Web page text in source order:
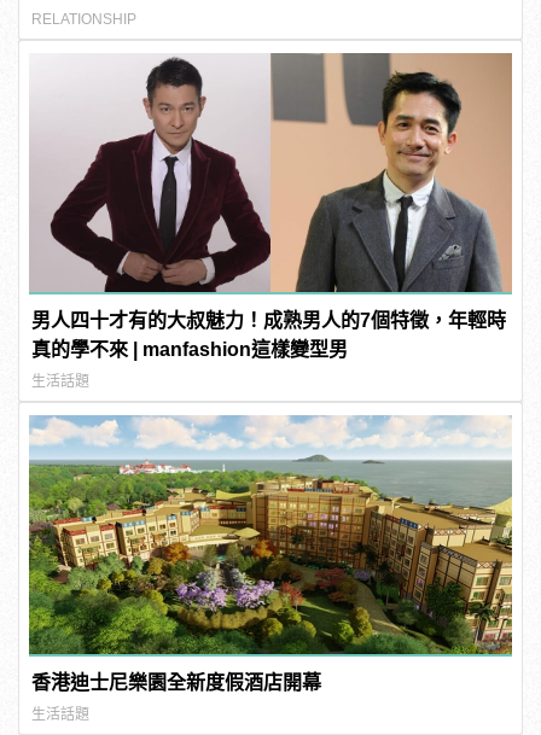
RELATIONSHIP
男人四十才有的大叔魅力！成熟男人的7個特徵，年輕時
真的學不來 | manfashion這樣變型男
生活話題
香港迪士尼樂園全新度假酒店開幕
生活話題